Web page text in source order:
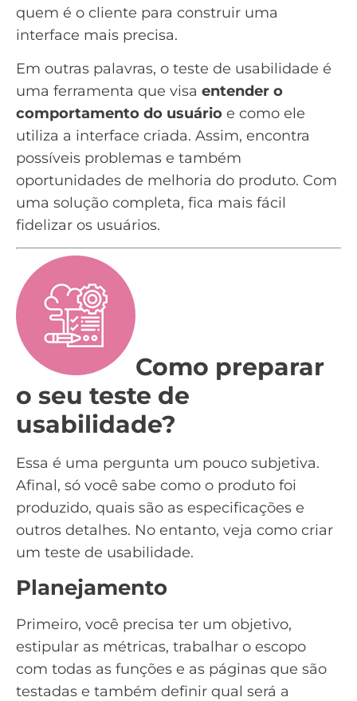
quem é o cliente para construir uma
interface mais precisa.
Em outras palavras, o teste de usabilidade é
uma ferramenta que visa entender o
comportamento do usuário e como ele
utiliza a interface criada. Assim, encontra
possíveis problemas e também
oportunidades de melhoria do produto. Com
uma solução completa, fica mais fácil
fidelizar os usuários.
Como preparar
o seu teste de
usabilidade?
Essa é uma pergunta um pouco subjetiva.
Afinal, só você sabe como o produto foi
produzido, quais são as especificações e
outros detalhes. No entanto, veja como criar
um teste de usabilidade.
Planejamento
Primeiro, você precisa ter um objetivo,
estipular as métricas, trabalhar o escopo
com todas as funções e as páginas que são
testadas e também definir qual será a